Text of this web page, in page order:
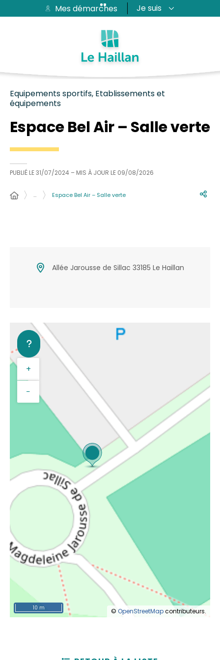
Aide et accessibilité
Passer au menu
Passer au contenuMes démarches Je suis
Equipements sportifs, Etablissements et
équipements
Espace Bel Air – Salle verte
PUBLIÉ LE31/07/2024 – MIS À JOUR LE 09/08/2026
… Espace Bel Air – Salle verte
Allée Jarousse de Sillac 33185 Le Haillan
+
−
© OpenStreetMapcontributeurs.
10 m